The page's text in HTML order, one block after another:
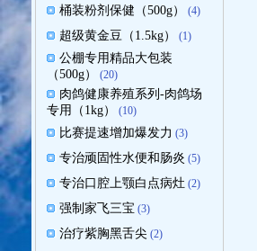
桶装粉剂保健（500g） (4)
超级黄金豆（1.5kg） (1)
公棚专用精品大包装
（500g）
(20)
肉鸽健康养殖系列-肉鸽场
专用（1kg）
(10)
比赛提速增加爆发力 (3)
专治顽固性水便和肠炎 (5)
专治口腔上颚白点病灶 (2)
强制家飞三宝 (3)
治疗紫胸黑舌尖 (2)